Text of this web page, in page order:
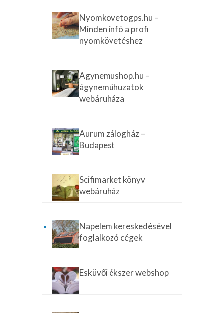
Nyomkovetogps.hu –
Minden infó a profi
nyomkövetéshez
Agynemushop.hu –
ágyneműhuzatok
webáruháza
Aurum zálogház –
Budapest
Scifimarket könyv
webáruház
Napelem kereskedésével
foglalkozó cégek
Esküvői ékszer webshop